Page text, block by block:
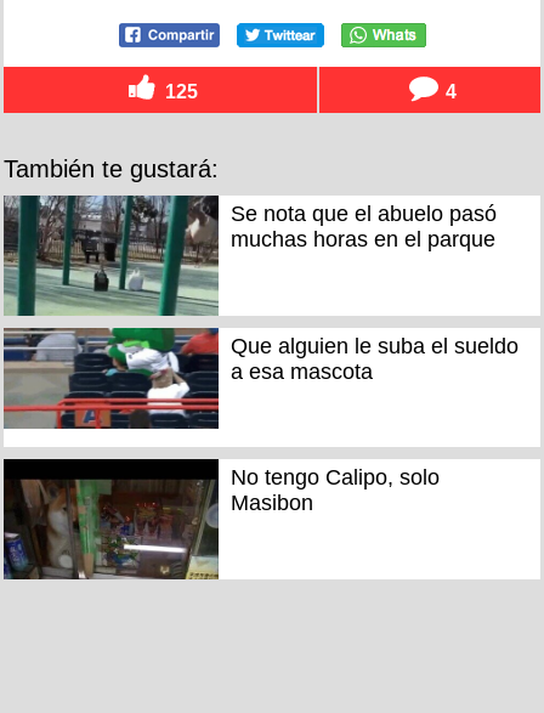
125 4
También te gustará:
Se nota que el abuelo pasó
muchas horas en el parque
Que alguien le suba el sueldo
a esa mascota
No tengo Calipo, solo
Masibon